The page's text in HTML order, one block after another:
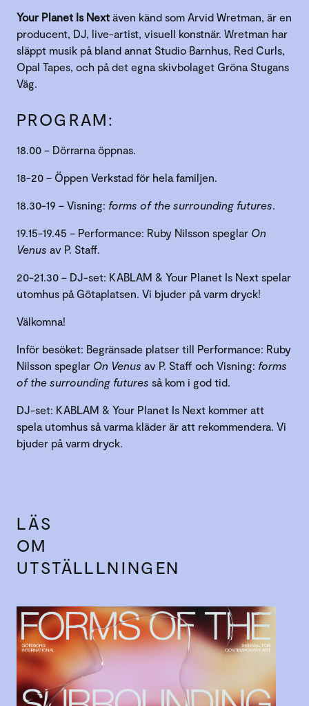
Your Planet Is Next även känd som Arvid Wretman, är en
producent, DJ, live-artist, visuell konstnär. Wretman har
släppt musik på bland annat Studio Barnhus, Red Curls,
Opal Tapes, och på det egna skivbolaget Gröna Stugans
Väg.
PROGRAM:
18.00 – Dörrarna öppnas.
18-20 – Öppen Verkstad för hela familjen.
18.30-19 – Visning: forms of the surrounding futures.
19.15-19.45 – Performance: Ruby Nilsson speglar On
Venus av P. Staff.
20-21.30 – DJ-set: KABLAM & Your Planet Is Next spelar
utomhus på Götaplatsen. Vi bjuder på varm dryck!
Välkomna!
Inför besöket: Begränsade platser till Performance: Ruby
Nilsson speglar On Venus av P. Staff och Visning: forms
of the surrounding futures så kom i god tid.
DJ-set: KABLAM & Your Planet Is Next kommer att
spela utomhus så varma kläder är att rekommendera. Vi
bjuder på varm dryck.
LÄS
OM
UTSTÄLLLNINGEN